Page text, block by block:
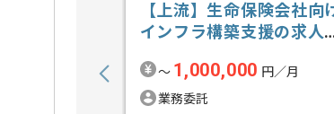
【上流】生命保険会社向
インフラ構築支援の求人
〜 1,000,000 円／月
業務委託